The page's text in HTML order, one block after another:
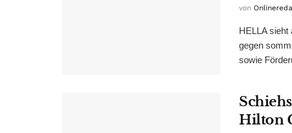
von
HELLA
gegen
sowie
Hilton